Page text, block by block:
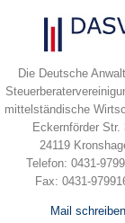
Die Deutsche
mittelständische
Eckernförder Str.
24119
Telefon: 0431-
Fax: 0431-
Mail schreiben